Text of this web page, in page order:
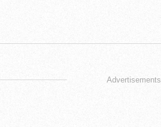
Advertisements